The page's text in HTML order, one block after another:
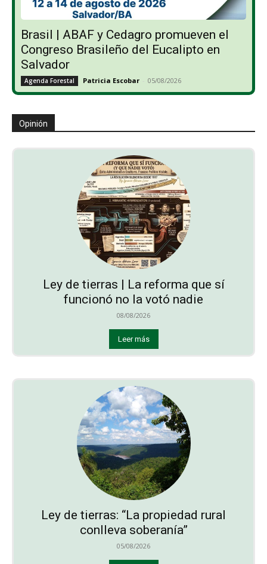
Brasil | ABAF y Cedagro promueven el
Congreso Brasileño del Eucalipto en
Salvador
Agenda Forestal Patricia Escobar - 05/08/2026
Opinión
Ley de tierras | La reforma que sí
funcionó no la votó nadie
08/08/2026
Leer más
Ley de tierras: “La propiedad rural
conlleva soberanía”
05/08/2026